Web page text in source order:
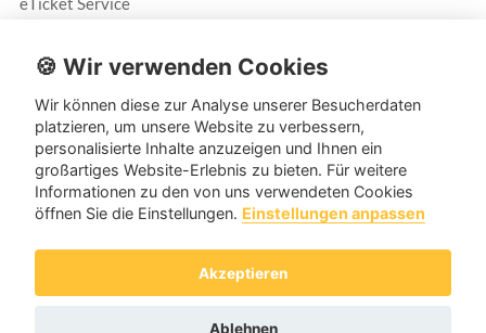
Vertrag widerrufen
Service
Unser Tanzpartner-Service hilft Ihnen bei Fragen und
Anregungen gerne weiter!
🍪 Wir verwenden Cookies
Wir können diese zur Analyse unserer Besucherdaten
platzieren, um unsere Website zu verbessern,
personalisierte Inhalte anzuzeigen und Ihnen ein
großartiges Website-Erlebnis zu bieten. Für weitere
Informationen zu den von uns verwendeten Cookies
öffnen Sie die Einstellungen. Einstellungen anpassen
Akzeptieren
Ablehnen